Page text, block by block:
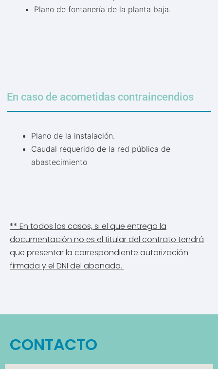
Plano de fontanería de la planta baja.
En caso de acometidas contraincendios
Plano de la instalación.
Caudal requerido de la red pública de
abastecimiento
** En todos los casos, si el que entrega la
documentación no es el titular del contrato tendrá
que presentar la correspondiente autorización
firmada y el DNI del abonado.
CONTACTO